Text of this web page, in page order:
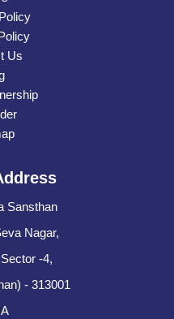
Us
Sansthan
Nagar,
-4,
- 313001